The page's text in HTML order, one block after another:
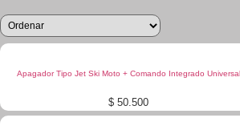
Apagador Tipo Jet Ski Moto + Comando Integrado Universal
$ 50.500